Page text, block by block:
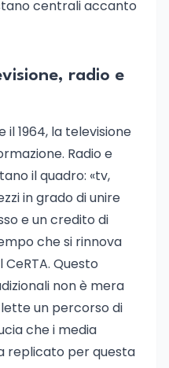
centrali accanto
radio e
il 1964, la televisione
Radio e
il quadro: «tv,
in grado di unire
e un credito di
che si rinnova
Questo
non è mera
un percorso di
che i media
replicato per questa